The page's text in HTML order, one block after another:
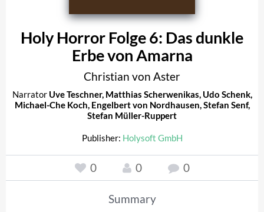
Holy Horror Folge 6: Das dunkle
Erbe von Amarna
Christian von Aster
Narrator Uve Teschner, Matthias Scherwenikas, Udo Schenk,
Michael-Che Koch, Engelbert von Nordhausen,Stefan Senf,
Stefan Müller-Ruppert
Publisher: Holysoft GmbH
0 0 0
Summary